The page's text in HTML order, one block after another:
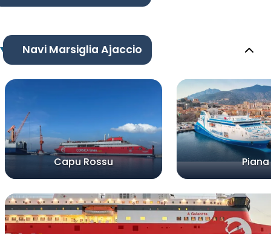
Navi Marsiglia Ajaccio
Capu Rossu Piana